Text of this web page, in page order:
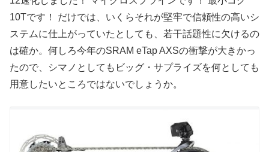
10Tです！ だけでは、いくらそれが堅牢で信頼性の高いシ
ステムに仕上がっていたとしても、若干話題性に欠けるの
は確か。何しろ今年のSRAM eTap AXSの衝撃が大きかっ
たので、シマノとしてもビッグ・サプライズを何としても
用意したいところではないでしょうか。